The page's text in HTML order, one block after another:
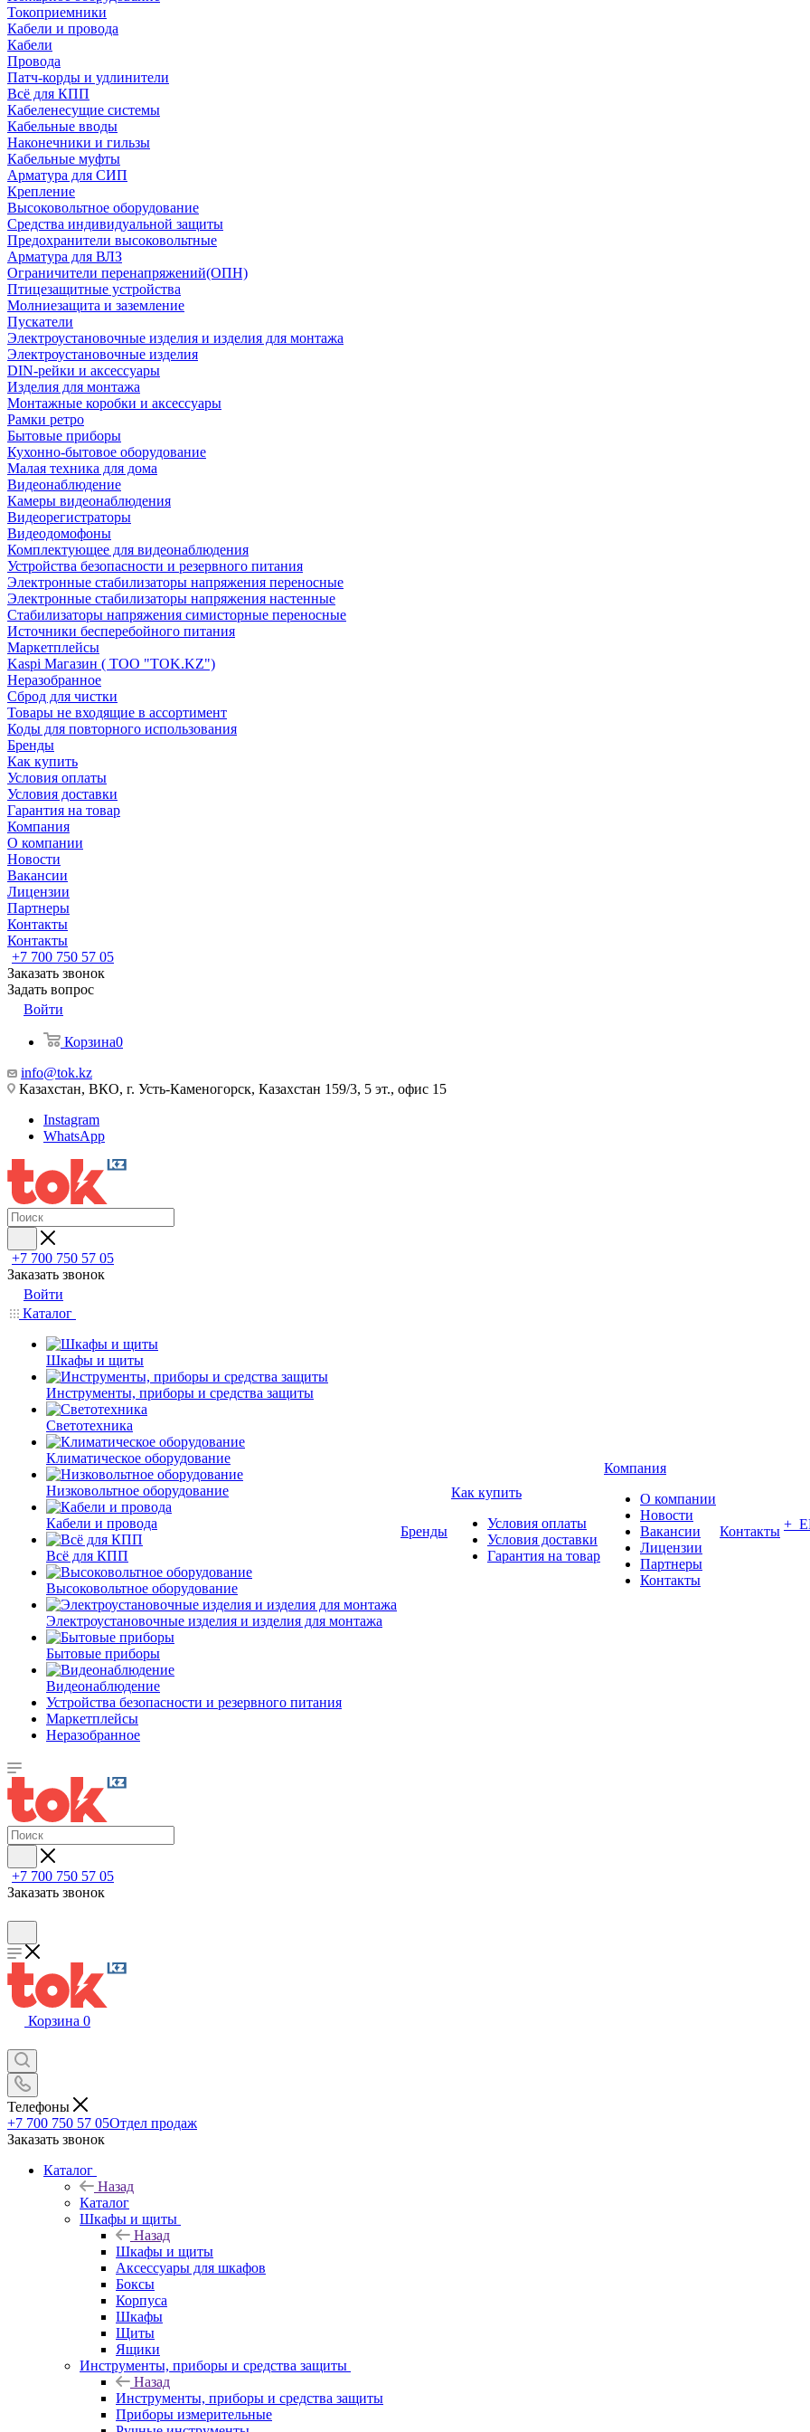
Токоприемники
Кабели и провода
Кабели
Провода
Патч-корды и удлинители
Всё для КПП
Кабеленесущие системы
Кабельные вводы
Наконечники и гильзы
Кабельные муфты
Арматура для СИП
Крепление
Высоковольтное оборудование
Средства индивидуальной защиты
Предохранители высоковольтные
Арматура для ВЛЗ
Ограничители перенапряжений(ОПН)
Птицезащитные устройства
Молниезащита и заземление
Пускатели
Электроустановочные изделия и изделия для монтажа
Электроустановочные изделия
DIN-рейки и аксессуары
Изделия для монтажа
Монтажные коробки и аксессуары
Рамки ретро
Бытовые приборы
Кухонно-бытовое оборудование
Малая техника для дома
Видеонаблюдение
Камеры видеонаблюдения
Видеорегистраторы
Видеодомофоны
Комплектующее для видеонаблюдения
Устройства безопасности и резервного питания
Электронные стабилизаторы напряжения переносные
Электронные стабилизаторы напряжения настенные
Стабилизаторы напряжения симисторные переносные
Источники бесперебойного питания
Маркетплейсы
Kaspi Магазин ( ТОО "TOK.KZ")
Неразобранное
Сброд для чистки
Товары не входящие в ассортимент
Коды для повторного использования
Бренды
Как купить
Условия оплаты
Условия доставки
Гарантия на товар
Компания
О компании
Новости
Вакансии
Лицензии
Партнеры
Контакты
Контакты
+7 700 750 57 05
Заказать звонок
Задать вопрос
Войти
Корзина0
info@tok.kz
Казахстан, ВКО, г. Усть-Каменогорск, Казахстан 159/3, 5 эт., офис 15
Instagram
WhatsApp
+7 700 750 57 05
Заказать звонок
Войти
Каталог
Шкафы и щиты
Инструменты, приборы и средства защиты
Светотехника
Климатическое оборудование
Низковольтное оборудование
Кабели и провода
Всё для КПП
Высоковольтное оборудование
Электроустановочные изделия и изделия для монтажа
Бытовые приборы
Видеонаблюдение
Устройства безопасности и резервного питания
Маркетплейсы
Неразобранное
Бренды
Как купить
Условия оплаты
Условия доставки
Гарантия на товар
Компания
О компании
Новости
Вакансии
Лицензии
Партнеры
Контакты
Контакты +
+7 700 750 57 05
Заказать звонок
Корзина 0
Телефоны
+7 700 750 57 05Отдел продаж
Заказать звонок
Каталог
Назад
Каталог
Шкафы и щиты
Назад
Шкафы и щиты
Аксессуары для шкафов
Боксы
Корпуса
Шкафы
Щиты
Ящики
Инструменты, приборы и средства защиты
Назад
Инструменты, приборы и средства защиты
Приборы измерительные